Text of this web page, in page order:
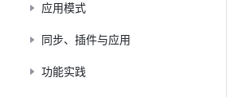
应用模式
同步、插件与应用
功能实践